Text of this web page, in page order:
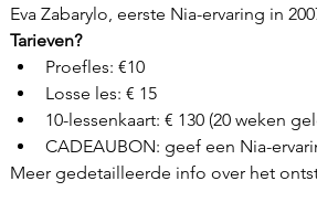
Eva Zabarylo, eerste Nia-ervaring in
Tarieven?
Proefles: €10
Losse les: € 15
10-lessenkaart: € 130 (20 weken
CADEAUBON: geef een Nia-
Meer gedetailleerde info over het